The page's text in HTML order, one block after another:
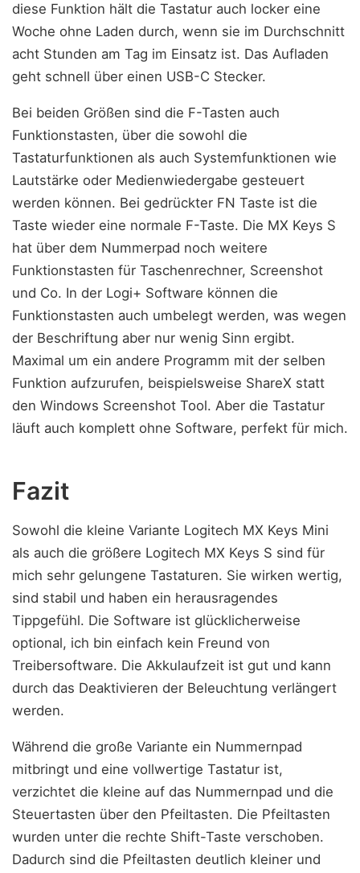
diese Funktion hält die Tastatur auch locker eine
Woche ohne Laden durch, wenn sie im Durchschnitt
acht Stunden am Tag im Einsatz ist. Das Aufladen
geht schnell über einen USB-C Stecker.
Bei beiden Größen sind die F-Tasten auch
Funktionstasten, über die sowohl die
Tastaturfunktionen als auch Systemfunktionen wie
Lautstärke oder Medienwiedergabe gesteuert
werden können. Bei gedrückter FN Taste ist die
Taste wieder eine normale F-Taste. Die MX Keys S
hat über dem Nummerpad noch weitere
Funktionstasten für Taschenrechner, Screenshot
und Co. In der Logi+ Software können die
Funktionstasten auch umbelegt werden, was wegen
der Beschriftung aber nur wenig Sinn ergibt.
Maximal um ein andere Programm mit der selben
Funktion aufzurufen, beispielsweise ShareX statt
den Windows Screenshot Tool. Aber die Tastatur
läuft auch komplett ohne Software, perfekt für mich.
Fazit
Sowohl die kleine Variante Logitech MX Keys Mini
als auch die größere Logitech MX Keys S sind für
mich sehr gelungene Tastaturen. Sie wirken wertig,
sind stabil und haben ein herausragendes
Tippgefühl. Die Software ist glücklicherweise
optional, ich bin einfach kein Freund von
Treibersoftware. Die Akkulaufzeit ist gut und kann
durch das Deaktivieren der Beleuchtung verlängert
werden.
Während die große Variante ein Nummernpad
mitbringt und eine vollwertige Tastatur ist,
verzichtet die kleine auf das Nummernpad und die
Steuertasten über den Pfeiltasten. Die Pfeiltasten
wurden unter die rechte Shift-Taste verschoben.
Dadurch sind die Pfeiltasten deutlich kleiner und